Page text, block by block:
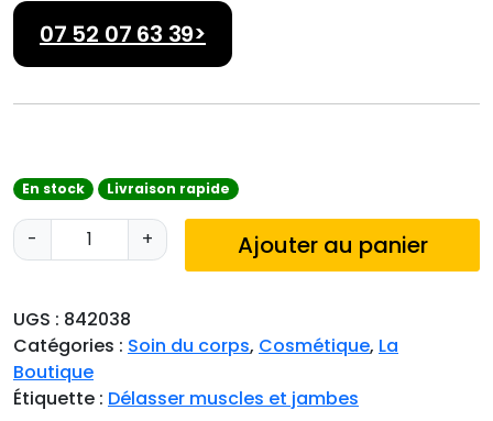
07 52 07 63 39>
En stock Livraison rapide
-
q
u
n
t
i
t
+ Ajouter au panier
UGS : 842038
Catégories : Soin du corps, Cosmétique, La
Boutique
Étiquette : Délasser muscles et jambes